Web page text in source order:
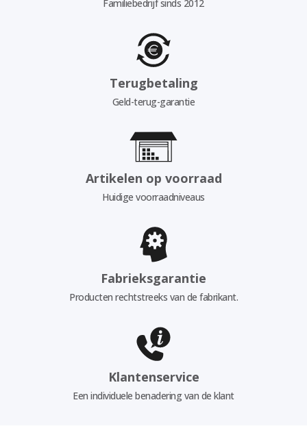
Familiebedrijf sinds 2012
Terugbetaling
Geld-terug-garantie
Artikelen op voorraad
Huidige voorraadniveaus
Fabrieksgarantie
Producten rechtstreeks van de fabrikant.
Klantenservice
Een individuele benadering van de klant